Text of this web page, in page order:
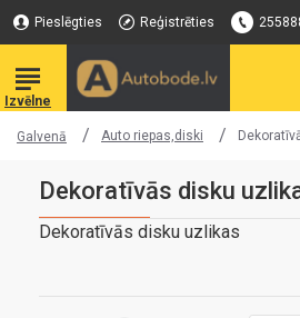
Pieslēgties Reģistrēties
Galvenā Auto riepas,diski
Dekoratīvās disku
Dekoratīvās disku uzlikas